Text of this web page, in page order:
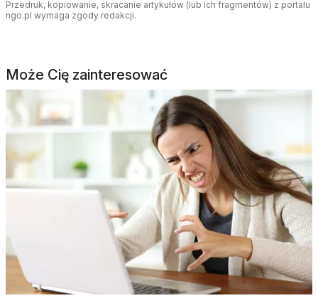
Przedruk, kopiowanie, skracanie artykułów (lub ich fragmentów) z portalu
ngo.pl wymaga zgody redakcji.
Może Cię zainteresować